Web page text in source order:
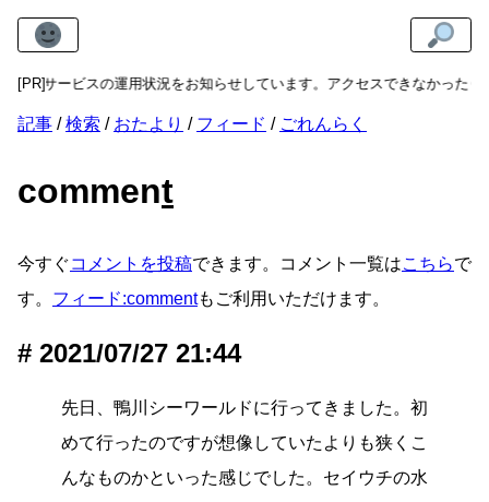
[PR]
、各サービスの運用状況をお知らせしています。アクセスできなかったり
記事 検索 おたより フィード ごれんらく
comment
今すぐコメントを投稿できます。コメント一覧はこちらで
す。 フィード:commentもご利用いただけます。
2021/07/27 21:44
先日、鴨川シーワールドに行ってきました。初
めて行ったのですが想像していたよりも狭くこ
んなものかといった感じでした。セイウチの水